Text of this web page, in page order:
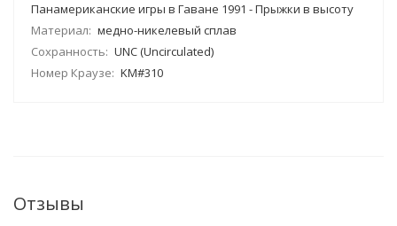
Панамериканские игры в Гаване 1991 - Прыжки в высоту
Материал: медно-никелевый сплав
Сохранность: UNC (Uncirculated)
Номер Краузе: KM#310
Отзывы